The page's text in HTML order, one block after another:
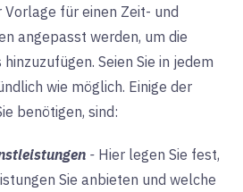
für einen Zeit- und
angepasst werden, um die
Seien Sie in jedem
wie möglich. Einige der
benötigen, sind:
- Hier legen Sie fest,
Sie anbieten und welche